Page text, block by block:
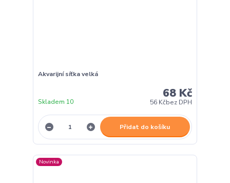
Akvarijní síťka velká
68 Kč
56 Kčbez DPH
Skladem 10
Přidat do košíku
Novinka